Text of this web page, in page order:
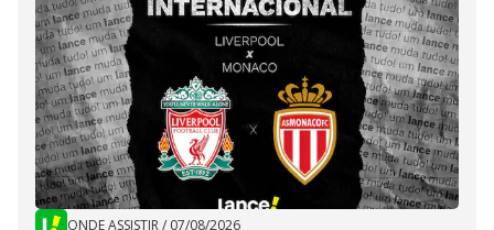
ONDE ASSISTIR/ 07/08/2026